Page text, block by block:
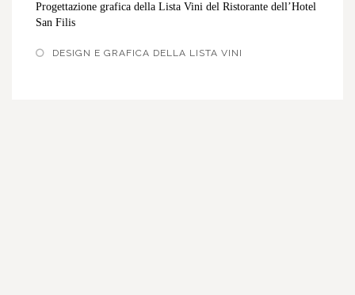
Progettazione grafica della Lista Vini del Ristorante dell’Hotel
San Filis
DESIGN E GRAFICA DELLA LISTA VINI